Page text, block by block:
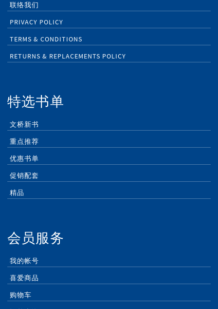
联络我们
PRIVACY POLICY
TERMS & CONDITIONS
RETURNS & REPLACEMENTS POLICY
特选书单
文桥新书
重点推荐
优惠书单
促销配套
精品
会员服务
我的帐号
喜爱商品
购物车